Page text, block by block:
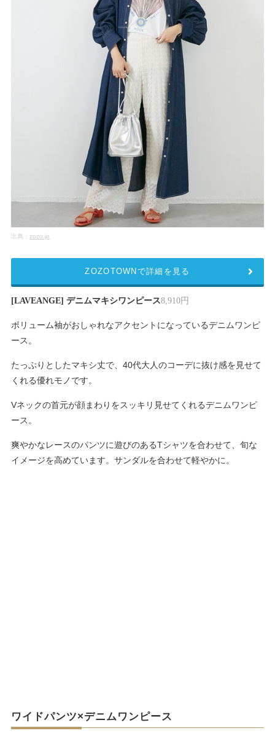
出典： zozo.jp
[LAVEANGE] デニムマキシワンピース8,910円
ボリューム袖がおしゃれなアクセントになっているデニムワンピ
ース。
たっぷりとしたマキシ丈で、40代大人のコーデに抜け感を見せて
くれる優れモノです。
Vネックの首元が顔まわりをスッキリ見せてくれるデニムワンピ
ース。
爽やかなレースのパンツに遊びのあるTシャツを合わせて、旬な
イメージを高めています。サンダルを合わせて軽やかに。
ZOZOTOWNで詳細を見る
ワイドパンツ×デニムワンピース